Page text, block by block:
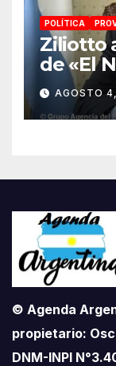
POLÍTICA
Ziliotto
de «El
AGOSTO
© Agenda
propietario:
DNM-INPI